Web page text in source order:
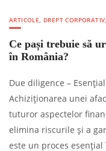
ARTICOLE, DREPT
Ce pași trebuie să
în România?
Due diligence –
Achiziționarea unei
tuturor aspectelor
elimina riscurile și a
este un proces